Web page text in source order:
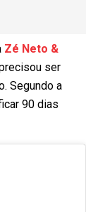
Zé Neto &
ser
Segundo a
90 dias